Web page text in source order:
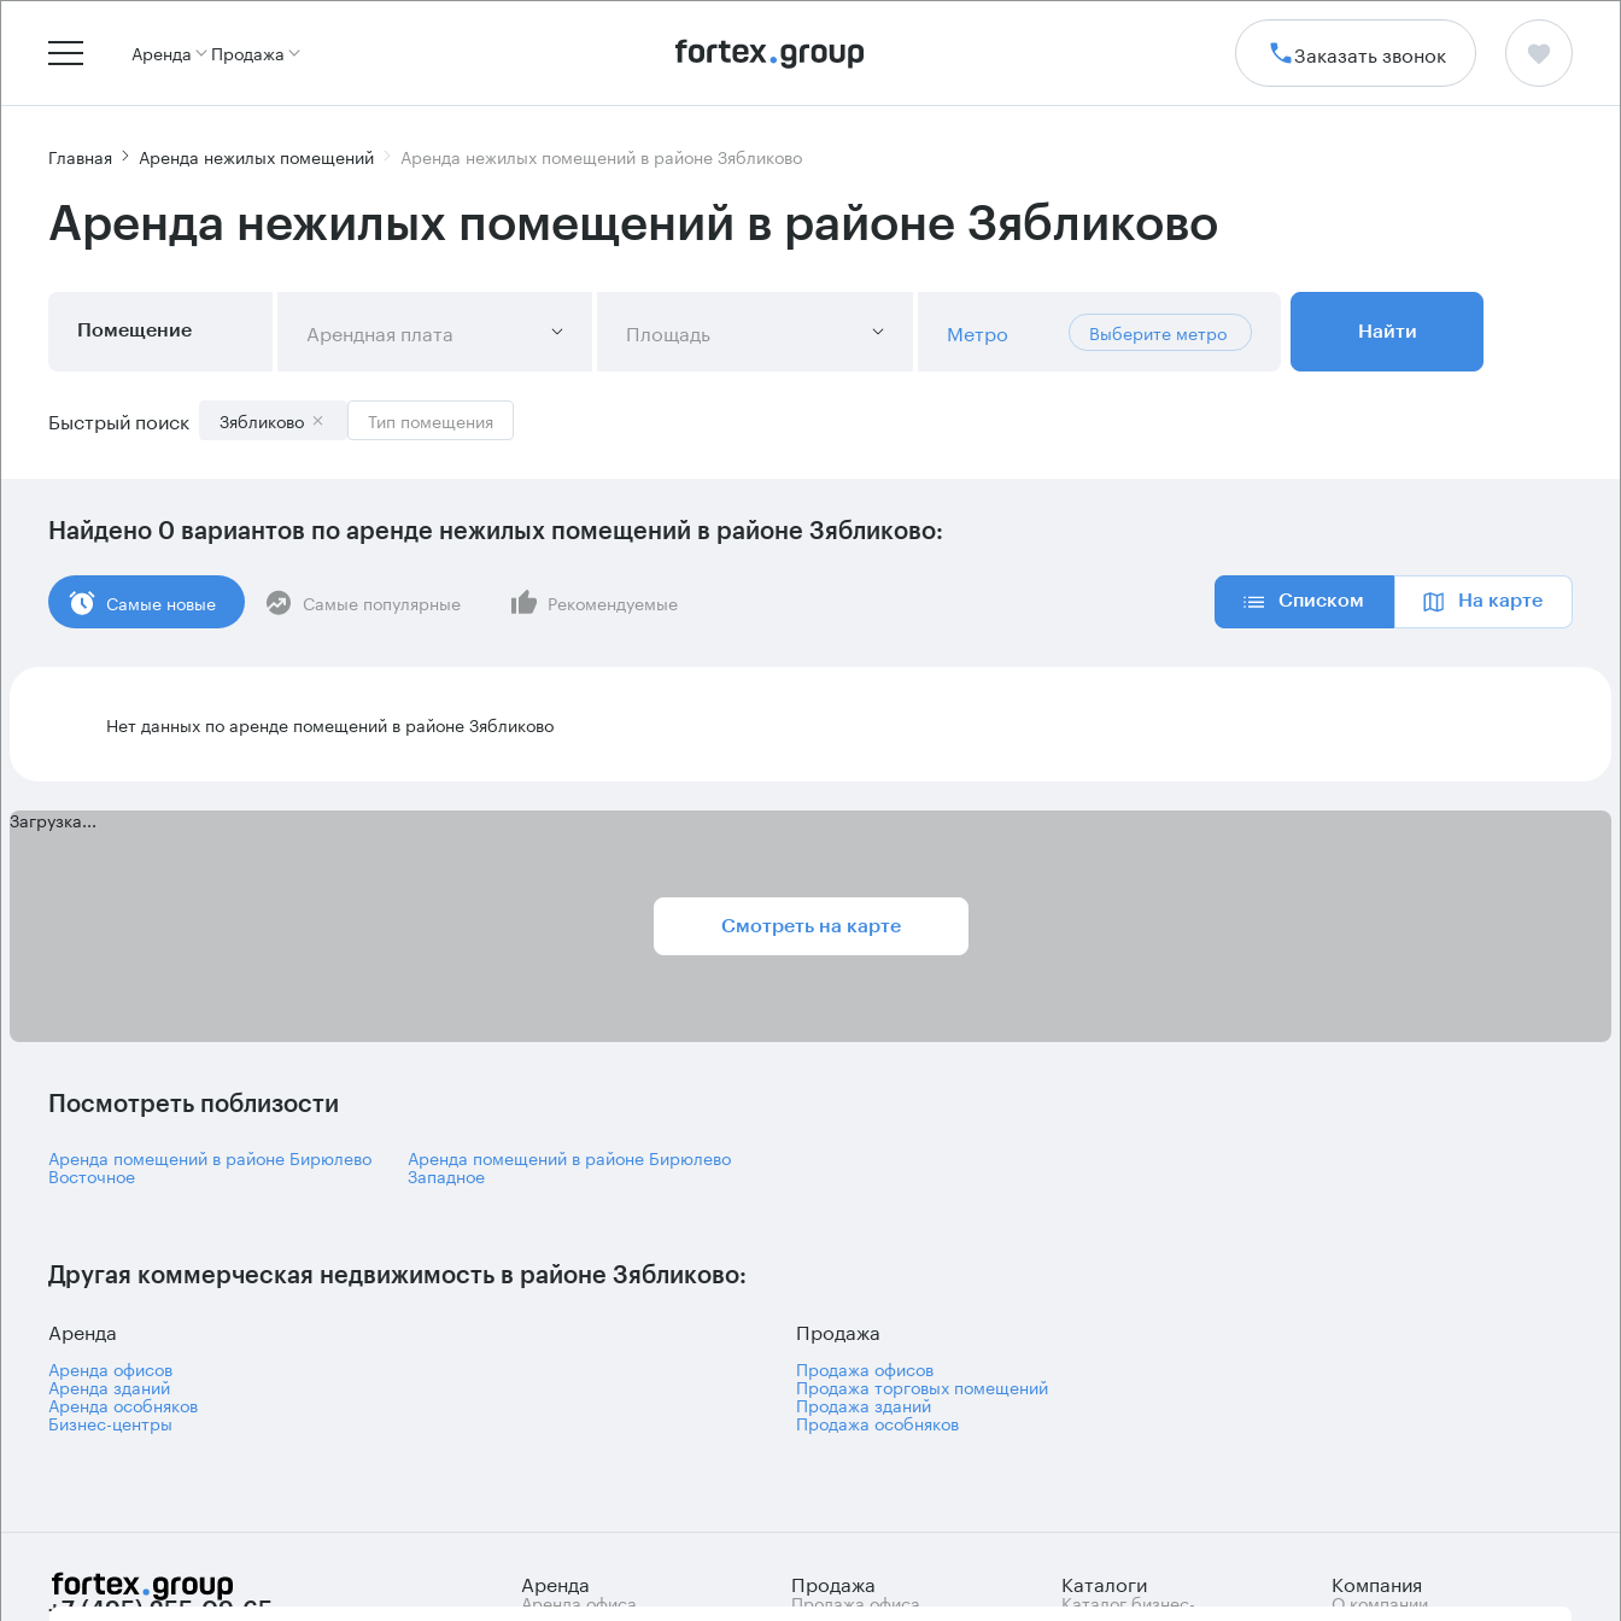
Аренда Продажа Заказать звонок
Главная Аренда нежилых помещений Аренда нежилых помещений в районе Зябликово
Аренда нежилых помещений в районе Зябликово
Помещение Арендная плата Площадь Метро Выберите метро Найти
Быстрый поиск Зябликово Тип помещения
Найдено 0 вариантов по аренде нежилых помещений в районе Зябликово:
Cамые новые Самые популярные Рекомендуемые Списком На карте
Нет данных по аренде помещений в районе Зябликово
Загрузка...
Смотреть на карте
Посмотреть поблизости
Аренда помещений в районе Бирюлево
Восточное
Аренда помещений в районе Бирюлево
Западное
Другая коммерческая недвижимость в районе Зябликово:
Аренда
Аренда офисов
Аренда зданий
Аренда особняков
Бизнес-центры
Продажа
Продажа офисов
Продажа торговых помещений
Продажа зданий
Продажа особняков
+7 (495) 255-09-65
Аренда
Аренда офиса
Продажа
Продажа офиса
Каталоги
Каталог бизнес-
Компания
О компании